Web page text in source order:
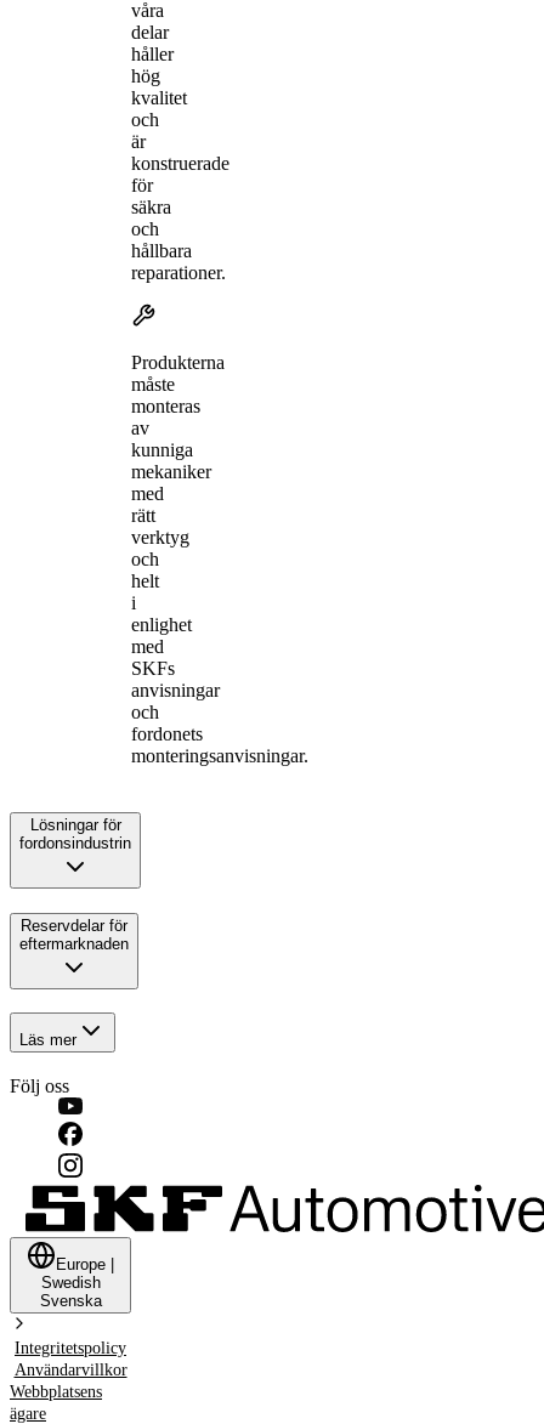
våra
delar
håller
hög
kvalitet
och
är
konstruerade
för
säkra
och
hållbara
reparationer.
Produkterna
måste
monteras
av
kunniga
mekaniker
med
rätt
verktyg
och
helt
i
enlighet
med
SKFs
anvisningar
och
fordonets
monteringsanvisningar.
Lösningar för
fordonsindustrin
Reservdelar för
eftermarknaden
Läs mer
Följ oss
Europe
Swedish
Svenska
Integritetspolicy
Användarvillkor
Webbplatsens
ägare